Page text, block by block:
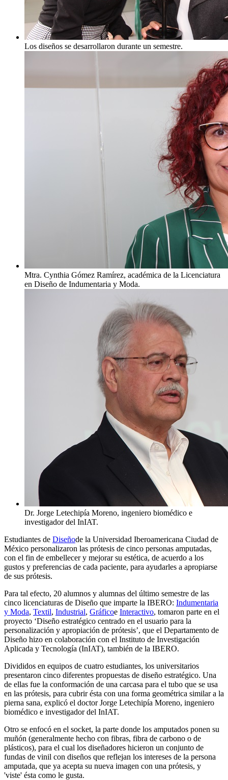
Los diseños se desarrollaron durante un semestre.
Mtra. Cynthia Gómez Ramírez, académica de la Licenciatura
en Diseño de Indumentaria y Moda.
Dr. Jorge Letechipía Moreno, ingeniero biomédico e
investigador del InIAT.
Estudiantes de Diseñode la Universidad Iberoamericana Ciudad de
México personalizaron las prótesis de cinco personas amputadas,
con el fin de embellecer y mejorar su estética, de acuerdo a los
gustos y preferencias de cada paciente, para ayudarles a apropiarse
de sus prótesis.
Para tal efecto, 20 alumnos y alumnas del último semestre de las
cinco licenciaturas de Diseño que imparte la IBERO: Indumentaria
y Moda, Textil, Industrial, Gráficoe Interactivo, tomaron parte en el
proyecto ‘Diseño estratégico centrado en el usuario para la
personalización y apropiación de prótesis’, que el Departamento de
Diseño hizo en colaboración con el Instituto de Investigación
Aplicada y Tecnología (InIAT), también de la IBERO.
Divididos en equipos de cuatro estudiantes, los universitarios
presentaron cinco diferentes propuestas de diseño estratégico. Una
de ellas fue la conformación de una carcasa para el tubo que se usa
en las prótesis, para cubrir ésta con una forma geométrica similar a la
pierna sana, explicó el doctor Jorge Letechipía Moreno, ingeniero
biomédico e investigador del InIAT.
Otro se enfocó en el socket, la parte donde los amputados ponen su
muñón (generalmente hecho con fibras, fibra de carbono o de
plásticos), para el cual los diseñadores hicieron un conjunto de
fundas de vinil con diseños que reflejan los intereses de la persona
amputada, que ya acepta su nueva imagen con una prótesis, y
'viste' ésta como le gusta.